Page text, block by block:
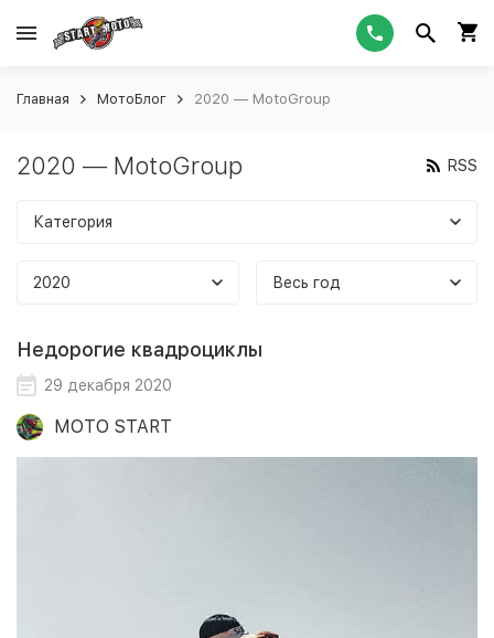
Главная МотоБлог 2020 — MotoGroup
2020 — MotoGroup RSS
Категория
2020 Весь год
Недорогие квадроциклы
29 декабря 2020
MOTO START